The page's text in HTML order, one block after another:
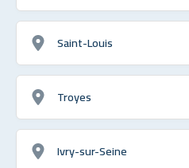
Saint-Louis
Troyes
Ivry-sur-Seine